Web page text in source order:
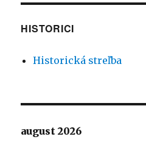
HISTORICI
Historická streľba
august 2026